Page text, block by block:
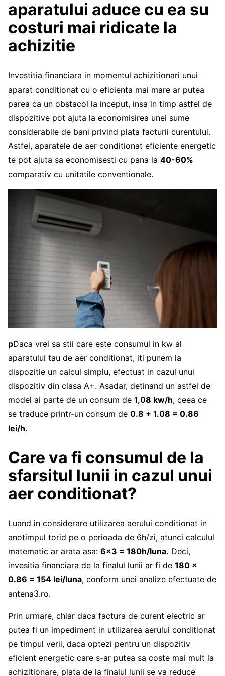
aparatului aduce cu ea su
costuri mai ridicate la
achizitie
Investitia financiara in momentul achizitionari unui
aparat conditionat cu o eficienta mai mare ar putea
parea ca un obstacol la inceput, insa in timp astfel de
dispozitive pot ajuta la economisirea unei sume
considerabile de bani privind plata facturii curentului.
Astfel, aparatele de aer conditionat eficiente energetic
te pot ajuta sa economisesti cu pana la 40-60%
comparativ cu unitatile conventionale.
pDaca vrei sa stii care este consumul in kw al
aparatului tau de aer conditionat, iti punem la
dispozitie un calcul simplu, efectuat in cazul unui
dispozitiv din clasa A+. Asadar, detinand un astfel de
model ai parte de un consum de 1,08 kw/h, ceea ce
se traduce printr-un consum de 0.8 + 1.08 = 0.86
lei/h.
Care va fi consumul de la
sfarsitul lunii in cazul unui
aer conditionat?
Luand in considerare utilizarea aerului conditionat in
anotimpul torid pe o perioada de 6h/zi, atunci calculul
matematic ar arata asa: 6×3 = 180h/luna. Deci,
invesitia financiara de la finalul lunii ar fi de 180 x
0.86 = 154 lei/luna, conform unei analize efectuate de
antena3.ro.
Prin urmare, chiar daca factura de curent electric ar
putea fi un impediment in utilizarea aerului conditionat
pe timpul verii, daca optezi pentru un dispozitiv
eficient energetic care s-ar putea sa coste mai mult la
achizitionare, plata de la finalul lunii se va reduce